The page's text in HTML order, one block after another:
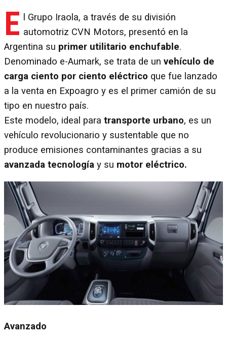
E
l Grupo Iraola, a través de su división
automotriz CVN Motors, presentó en la
Argentina su primer utilitario enchufable.
Denominado e-Aumark, se trata de un vehículo de
carga ciento por ciento eléctrico que fue lanzado
a la venta en Expoagro y es el primer camión de su
tipo en nuestro país.
Este modelo, ideal para transporte urbano, es un
vehículo revolucionario y sustentable que no
produce emisiones contaminantes gracias a su
avanzada tecnología y su motor eléctrico.
Avanzado